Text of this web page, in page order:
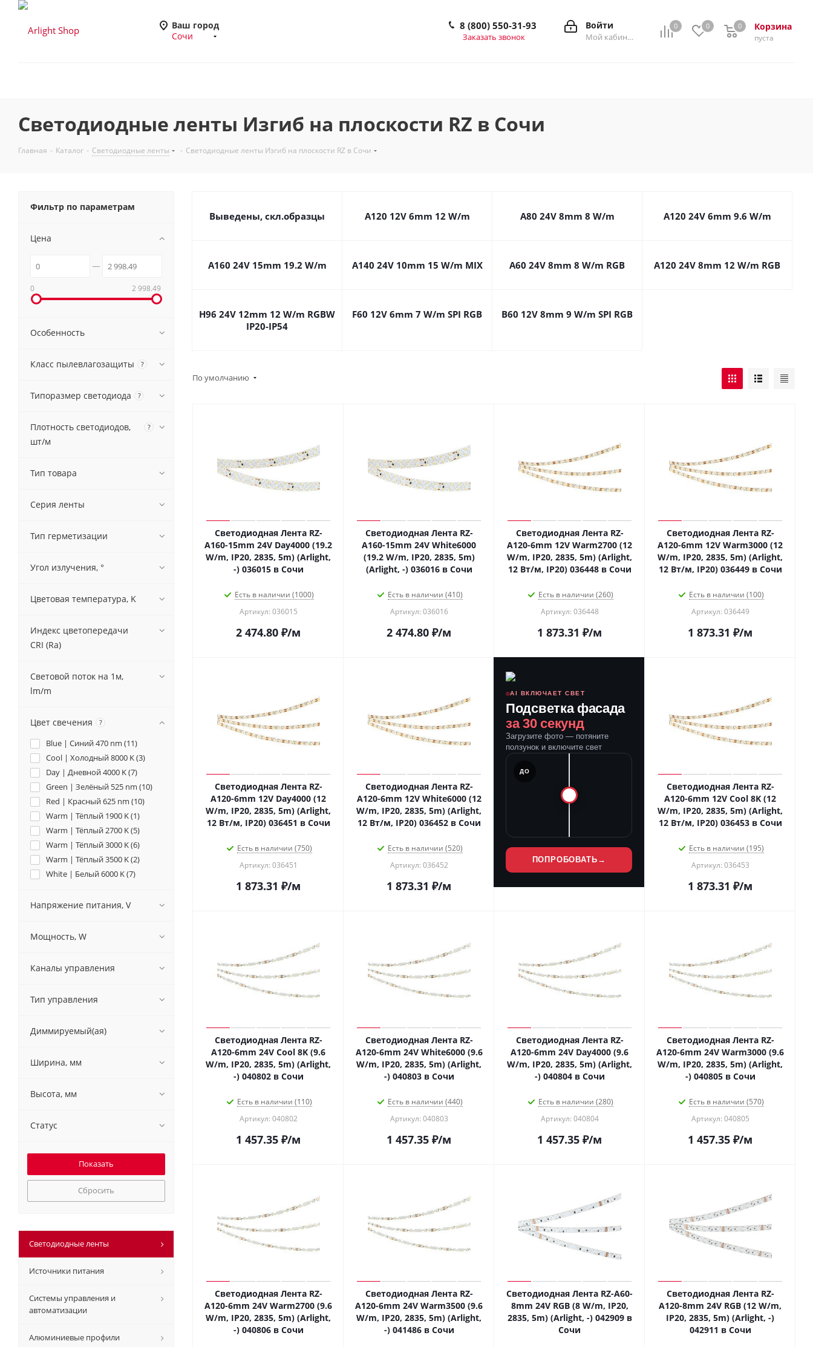
Ваш город
Сочи
0 0 Корзина
0
пуста
0
Войти
Мой кабинет
8 (800) 550-31-93
Заказать звонок
Светодиодные ленты Изгиб на плоскости RZ в Сочи
Главная - Каталог - Светодиодные ленты - Светодиодные ленты Изгиб на плоскости RZ в Сочи
Выведены, скл.образцы A120 12V 6mm 12 W/m А80 24V 8mm 8 W/m A120 24V 6mm 9.6 W/m
A160 24V 15mm 19.2 W/m A140 24V 10mm 15 W/m MIX A60 24V 8mm 8 W/m RGB A120 24V 8mm 12 W/m RGB
H96 24V 12mm 12 W/m RGBW
IP20-IP54
F60 12V 6mm 7 W/m SPI RGB B60 12V 8mm 9 W/m SPI RGB
По умолчанию
Светодиодная Лента RZ-
A160-15mm 24V Day4000 (19.2
W/m, IP20, 2835, 5m) (Arlight,
-) 036015 в Сочи
Есть в наличии (1000)
Артикул: 036015
2 474.80 ₽/м
Светодиодная Лента RZ-
A160-15mm 24V White6000
(19.2 W/m, IP20, 2835, 5m)
(Arlight, -) 036016 в Сочи
Есть в наличии (410)
Артикул: 036016
2 474.80 ₽/м
Светодиодная Лента RZ-
A120-6mm 12V Warm2700 (12
W/m, IP20, 2835, 5m) (Arlight,
12 Вт/м, IP20) 036448 в Сочи
Есть в наличии (260)
Артикул: 036448
1 873.31 ₽/м
Светодиодная Лента RZ-
A120-6mm 12V Warm3000 (12
W/m, IP20, 2835, 5m) (Arlight,
12 Вт/м, IP20) 036449 в Сочи
Есть в наличии (100)
Артикул: 036449
1 873.31 ₽/м
Светодиодная Лента RZ-
A120-6mm 12V Day4000 (12
W/m, IP20, 2835, 5m) (Arlight,
12 Вт/м, IP20) 036451 в Сочи
Есть в наличии (750)
Артикул: 036451
1 873.31 ₽/м
Светодиодная Лента RZ-
A120-6mm 12V White6000 (12
W/m, IP20, 2835, 5m) (Arlight,
12 Вт/м, IP20) 036452 в Сочи
Есть в наличии (520)
Артикул: 036452
1 873.31 ₽/м
AI ВКЛЮЧАЕТ СВЕТ
Подсветка фасада
за 30 секунд
Загрузите фото — потяните
ползунок и включите свет
ДО
ПОПРОБОВАТЬ →
Светодиодная Лента RZ-
A120-6mm 12V Cool 8K (12
W/m, IP20, 2835, 5m) (Arlight,
12 Вт/м, IP20) 036453 в Сочи
Есть в наличии (195)
Артикул: 036453
1 873.31 ₽/м
Светодиодная Лента RZ-
A120-6mm 24V Cool 8K (9.6
W/m, IP20, 2835, 5m) (Arlight,
-) 040802 в Сочи
Есть в наличии (110)
Артикул: 040802
1 457.35 ₽/м
Светодиодная Лента RZ-
A120-6mm 24V White6000 (9.6
W/m, IP20, 2835, 5m) (Arlight,
-) 040803 в Сочи
Есть в наличии (440)
Артикул: 040803
1 457.35 ₽/м
Светодиодная Лента RZ-
A120-6mm 24V Day4000 (9.6
W/m, IP20, 2835, 5m) (Arlight,
-) 040804 в Сочи
Есть в наличии (280)
Артикул: 040804
1 457.35 ₽/м
Светодиодная Лента RZ-
A120-6mm 24V Warm3000 (9.6
W/m, IP20, 2835, 5m) (Arlight,
-) 040805 в Сочи
Есть в наличии (570)
Артикул: 040805
1 457.35 ₽/м
Светодиодная Лента RZ-
A120-6mm 24V Warm2700 (9.6
W/m, IP20, 2835, 5m) (Arlight,
-) 040806 в Сочи
Светодиодная Лента RZ-
A120-6mm 24V Warm3500 (9.6
W/m, IP20, 2835, 5m) (Arlight,
-) 041486 в Сочи
Светодиодная Лента RZ-A60-
8mm 24V RGB (8 W/m, IP20,
2835, 5m) (Arlight, -) 042909 в
Сочи
Светодиодная Лента RZ-
A120-8mm 24V RGB (12 W/m,
IP20, 2835, 5m) (Arlight, -)
042911 в Сочи
Фильтр по параметрам
Цена
0 2 998.49
Особенность
Класс пылевлагозащиты ?
Типоразмер светодиода ?
Плотность светодиодов,
шт/м
?
Тип товара
Серия ленты
Тип герметизации
Угол излучения, °
Цветовая температура, K
Индекс цветопередачи
CRI (Ra)
Световой поток на 1м,
lm/m
Цвет свечения ?
Blue | Синий 470 nm (11)
Cool | Холодный 8000 K (3)
Day | Дневной 4000 K (7)
Green | Зелёный 525 nm (10)
Red | Красный 625 nm (10)
Warm | Тёплый 1900 K (1)
Warm | Тёплый 2700 K (5)
Warm | Тёплый 3000 K (6)
Warm | Тёплый 3500 K (2)
White | Белый 6000 K (7)
Напряжение питания, V
Мощность, W
Каналы управления
Тип управления
Диммируемый(ая)
Ширина, мм
Высота, мм
Статус
Сбросить
Светодиодные ленты
Источники питания
Системы управления и
автоматизации
Алюминиевые профили